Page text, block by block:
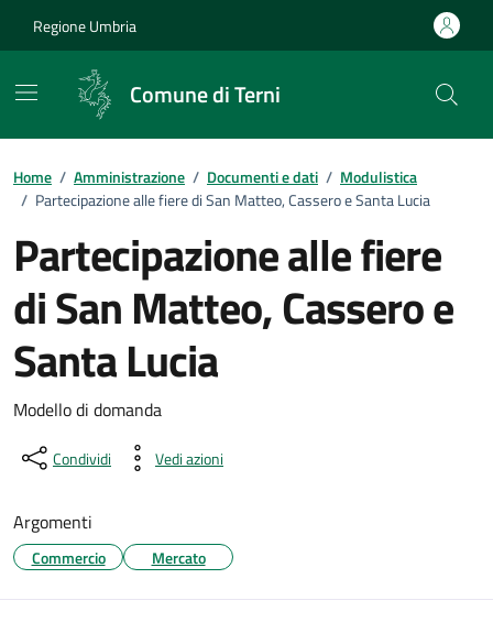
Regione Umbria
Comune di Terni
Home / Amministrazione / Documenti e dati / Modulistica
/ Partecipazione alle fiere di San Matteo, Cassero e Santa Lucia
Partecipazione alle fiere
di San Matteo, Cassero e
Santa Lucia
Dettagli del documento
Modello di domanda
Condividi Vedi azioni
Argomenti
Commercio Mercato